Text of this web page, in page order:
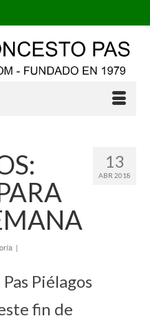
13
ABR 2018
|
Piélagos
fin de